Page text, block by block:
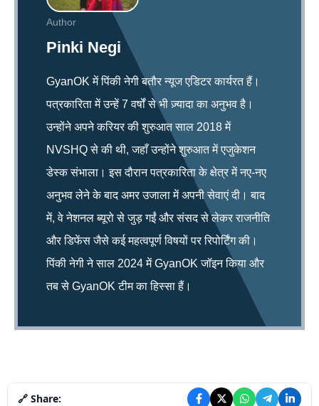
Author
Pinki Negi
GyanOK में पिंकी नेगी बतौर न्यूज एडिटर कार्यरत हैं।
पत्रकारिता में उन्हें 7 वर्षों से भी ज़्यादा का अनुभव है।
उन्होंने अपने करियर की शुरुआत साल 2018 में
NVSHQ से की थी, जहाँ उन्होंने शुरुआत में एजुकेशन
डेस्क संभाला। इस दौरान पत्रकारिता के क्षेत्र में नए-नए
अनुभव लेने के बाद अमर उजाला में अपनी सेवाएं दी। बाद
में, वे नेशनल ब्यूरो से जुड़ गईं और संसद से लेकर राजनीति
और डिफेंस जैसे कई महत्वपूर्ण विषयों पर रिपोर्टिंग की।
पिंकी नेगी ने साल 2024 में GyanOK जॉइन किया और
तब से GyanOK टीम का हिस्सा हैं।
🔗 Share: